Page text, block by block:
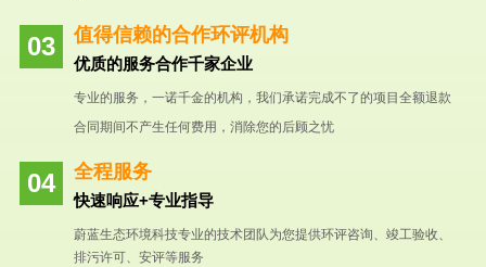
值得信赖的合作环评机构
优质的服务合作千家企业
专业的服务，一诺千金的机构，我们承诺完成不了的项目全额退款
合同期间不产生任何费用，消除您的后顾之忧
全程服务
快速响应+专业指导
蔚蓝生态环境科技专业的技术团队为您提供环评咨询、竣工验收、
排污许可、安评等服务